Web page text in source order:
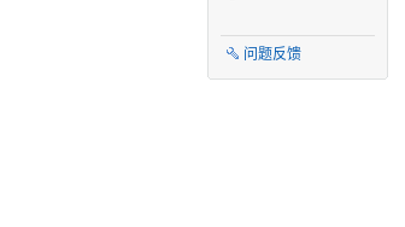
问题反馈